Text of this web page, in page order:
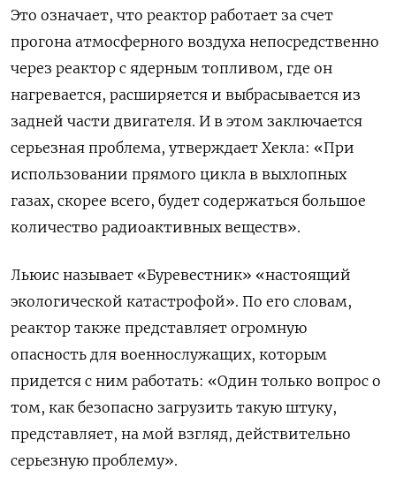
Это означает, что реактор работает за счет
прогона атмосферного воздуха непосредственно
через реактор с ядерным топливом, где он
нагревается, расширяется и выбрасывается из
задней части двигателя. И в этом заключается
серьезная проблема, утверждает Хекла: «При
использовании прямого цикла в выхлопных
газах, скорее всего, будет содержаться большое
количество радиоактивных веществ».
Льюис называет «Буревестник» «настоящий
экологической катастрофой». По его словам,
реактор также представляет огромную
опасность для военнослужащих, которым
придется с ним работать: «Один только вопрос о
том, как безопасно загрузить такую штуку,
представляет, на мой взгляд, действительно
серьезную проблему».